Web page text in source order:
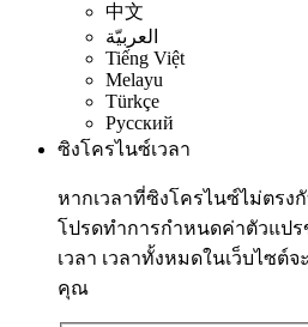
中文
العربيّة
Tiếng Việt
Melayu
Türkçe
Русский
ซิงโครไนซ์เวลา
หากเวลาที่ซิงโครไนซ์ไม่ตรง
โปรดทำการกำหนดค่าตัวแปร
เวลา เวลาทั้งหมดในเว็บไซต์
คุณ